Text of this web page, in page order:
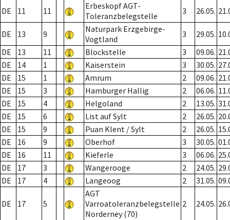
DE 11 11
Erbeskopf AGT-
Toleranzbelegstelle
3 26.05.
DE 13 9
Naturpark Erzgebirge-
Vogtland
3 29.05.
DE
13 11 Blockstelle 3 09.06.
DE
14 1 Kaiserstein 3 30.05.
DE
15 1 Amrum 2 09.06.
DE
15 3 Hamburger Hallig 2 06.06.
DE
15 4 Helgoland 2 13.05.
DE
15 6 List auf Sylt 2 26.05.
DE
15 9 Puan Klent / Sylt 2 26.05.
DE
16 9 Oberhof 3 30.05.
DE
16 11 Kieferle 3 06.06.
DE
17 3 Wangerooge 2 24.05.
DE
17 4 Langeoog 2 31.05.
DE 17 5
AGT
Varroatoleranzbelegstelle
Norderney (70)
2 24.05.